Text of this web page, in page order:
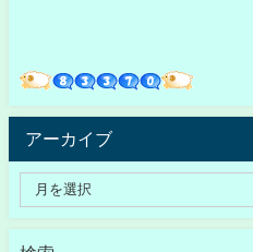
アーカイブ